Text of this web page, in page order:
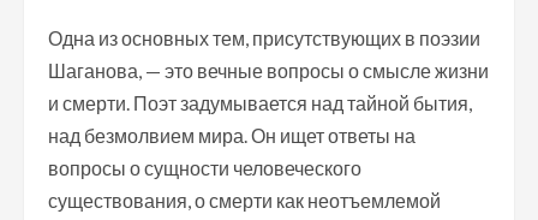
Одна из основных тем, присутствующих в поэзии
Шаганова, — это вечные вопросы о смысле жизни
и смерти. Поэт задумывается над тайной бытия,
над безмолвием мира. Он ищет ответы на
вопросы о сущности человеческого
существования, о смерти как неотъемлемой